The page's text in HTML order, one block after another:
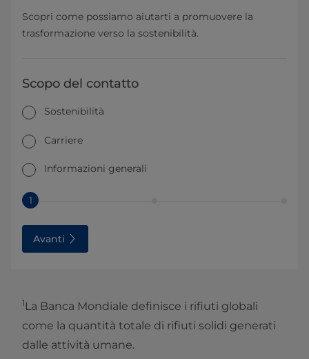
Scopri come possiamo aiutarti a promuovere la
trasformazione verso la sostenibilità.
Scopo del contatto
Sostenibilità
Carriere
Informazioni generali
1
Avanti
1 La Banca Mondiale definisce i rifiuti globali
come la quantità totale di rifiuti solidi generati
dalle attività umane.